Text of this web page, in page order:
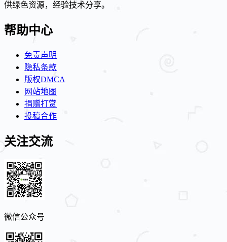
供绿色资源，经验技术分享。
帮助中心
免责声明
隐私条款
版权DMCA
网站地图
捐赠打赏
投稿合作
关注交流
微信公众号